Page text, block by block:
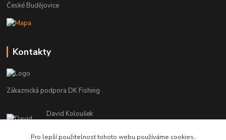
České Budějovice
Kontakty
Zákaznická podpora DK Fishing
David Koloušek
(Po-Pá, 7-18 hod.)
Pro lepší použitelnost tohoto webu používáme cookies.